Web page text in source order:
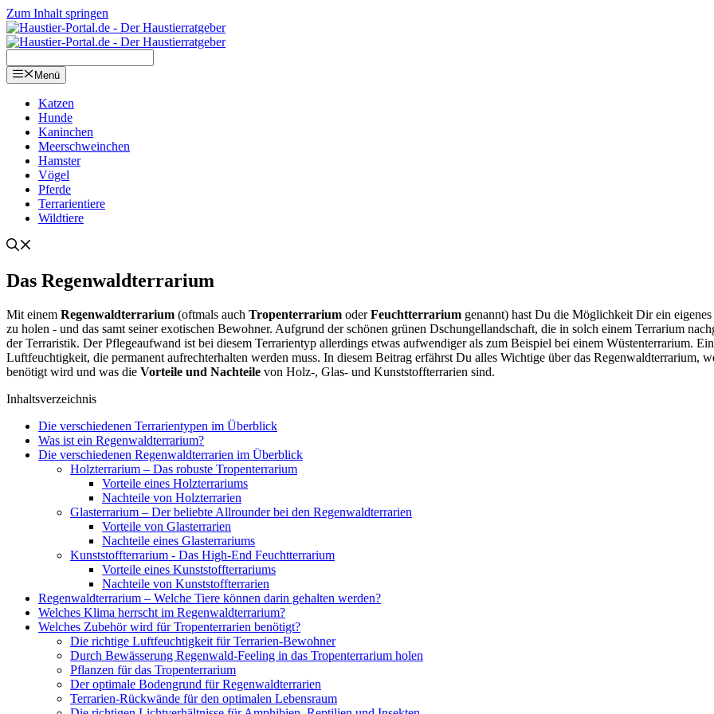
Zum Inhalt springen
Menü
Kat­zen
Hun­de
Kanin­chen
Meer­schwein­chen
Hams­ter
Vögel
Pfer­de
Ter­ra­ri­en­tie­re
Wild­tie­re
Das Regen­wald­ter­ra­ri­um
Mit einem Regen­wald­ter­ra­ri­um (oft­mals auch Tro­pen­ter­ra­ri­um oderFeucht­ter­ra­ri­um genannt) hast Du die Mög­lich­keit Dir ein
zu holen - und das samt sei­ner exo­ti­schen Bewoh­ner. Auf­grund der schö­nen grü­nen Dschun­gel­land­schaft, die in solch einem Ter­ra­ri­um
der Ter­raris­tik. Der Pfle­ge­auf­wand ist bei die­sem Ter­ra­ri­en­typ aller­dings etwas auf­wen­di­ger als zum Bei­spiel bei einem Wüs­ten­ter­ra­ri­um.
Luft­feuch­tig­keit, die per­ma­nent auf­recht­erhal­ten wer­den muss. In die­sem Bei­trag erfährst Du alles Wich­ti­ge über das Regen­wald­ter­ra­ri­um,
benö­tigt wird und was die Vor­tei­le und Nach­tei­le von Holz-, Glas- und Kunst­stoff­ter­ra­ri­en sind.
Inhalts­ver­zeich­nis
Die ver­schie­de­nen Ter­ra­ri­en­ty­pen im Über­blick
Was ist ein Regen­wald­ter­ra­ri­um?
Die ver­schie­de­nen Regen­wald­ter­ra­ri­en im Über­blick
Holz­ter­ra­ri­um – Das robus­te Tro­pen­ter­ra­ri­um
Vor­tei­le eines Holz­ter­ra­ri­ums
Nach­tei­le von Holz­ter­ra­ri­en
Glas­ter­ra­ri­um – Der belieb­te All­roun­der bei den Regen­wald­ter­ra­ri­en
Vor­tei­le von Glas­ter­ra­ri­en
Nach­tei­le eines Glas­ter­ra­ri­ums
Kunst­stoff­ter­ra­ri­um - Das High-End Feucht­ter­ra­ri­um
Vor­tei­le eines Kunst­stoff­ter­ra­ri­ums
Nach­tei­le von Kunst­stoff­ter­ra­ri­en
Regen­wald­ter­ra­ri­um – Wel­che Tie­re kön­nen dar­in gehal­ten wer­den?
Wel­ches Kli­ma herrscht im Regen­wald­ter­ra­ri­um?
Wel­ches Zube­hör wird für Tro­pen­ter­ra­ri­en benö­tigt?
Die rich­ti­ge Luft­feuch­tig­keit für Ter­ra­ri­en-Bewoh­ner
Durch Bewäs­se­rung Regen­wald-Fee­ling in das Tro­pen­ter­ra­ri­um holen
Pflan­zen für das Tro­pen­ter­ra­ri­um
Der opti­ma­le Boden­grund für Regen­wald­ter­ra­ri­en
Ter­ra­ri­en-Rück­wän­de für den opti­ma­len Lebens­raum